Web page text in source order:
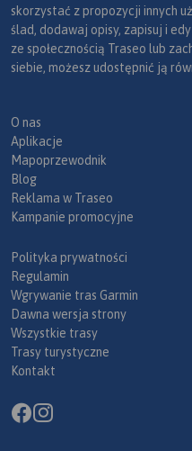
skorzystać z propozycji innych
ślad, dodawaj opisy, zapisuj i
ze społecznością Traseo lub
siebie, możesz udostępnić ją
O nas
Aplikacje
Mapoprzewodnik
Blog
Reklama w Traseo
Kampanie promocyjne
Polityka prywatności
Regulamin
Wgrywanie tras Garmin
Dawna wersja strony
Wszystkie trasy
Trasy turystyczne
Kontakt